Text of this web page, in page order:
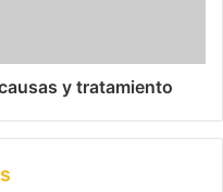
y tratamiento